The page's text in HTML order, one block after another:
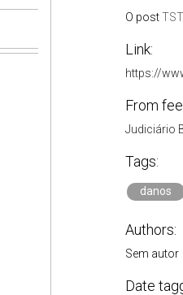
O post
Link:
https://
From
Judiciário
Tags:
danos
Authors:
Sem autor
Date